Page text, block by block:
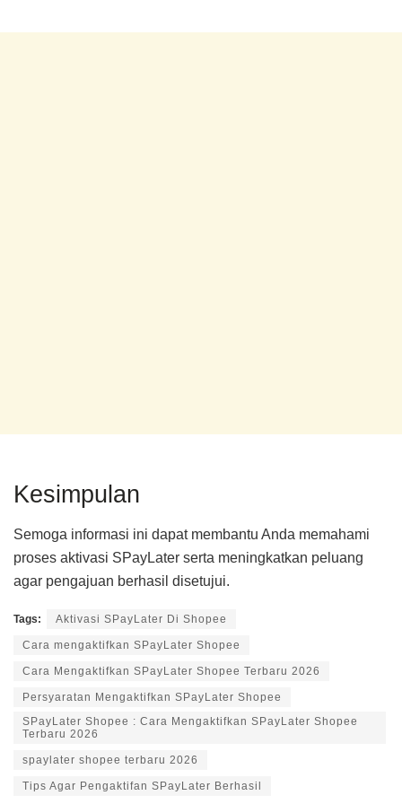
Kesimpulan
Semoga informasi ini dapat membantu Anda memahami
proses aktivasi SPayLater serta meningkatkan peluang
agar pengajuan berhasil disetujui.
Tags: Aktivasi SPayLater Di Shopee
Cara mengaktifkan SPayLater Shopee
Cara Mengaktifkan SPayLater Shopee Terbaru 2026
Persyaratan Mengaktifkan SPayLater Shopee
SPayLater Shopee : Cara Mengaktifkan SPayLater Shopee
Terbaru 2026
spaylater shopee terbaru 2026
Tips Agar Pengaktifan SPayLater Berhasil